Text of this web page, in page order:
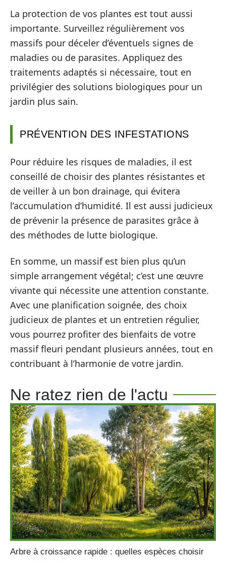
La protection de vos plantes est tout aussi
importante. Surveillez régulièrement vos
massifs pour déceler d’éventuels signes de
maladies ou de parasites. Appliquez des
traitements adaptés si nécessaire, tout en
privilégier des solutions biologiques pour un
jardin plus sain.
PRÉVENTION DES INFESTATIONS
Pour réduire les risques de maladies, il est
conseillé de choisir des plantes résistantes et
de veiller à un bon drainage, qui évitera
l’accumulation d’humidité. Il est aussi judicieux
de prévenir la présence de parasites grâce à
des méthodes de lutte biologique.
En somme, un massif est bien plus qu’un
simple arrangement végétal; c’est une œuvre
vivante qui nécessite une attention constante.
Avec une planification soignée, des choix
judicieux de plantes et un entretien régulier,
vous pourrez profiter des bienfaits de votre
massif fleuri pendant plusieurs années, tout en
contribuant à l’harmonie de votre jardin.
Ne ratez rien de l'actu
Arbre à croissance rapide : quelles espèces choisir